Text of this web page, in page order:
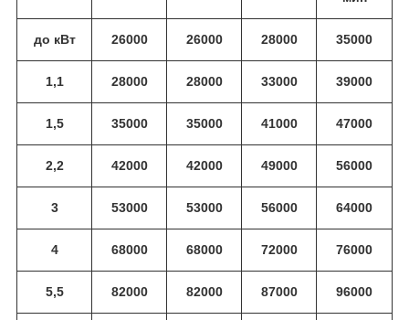
до кВт 26000 26000 28000 35000
1,1 28000 28000 33000 39000
1,5 35000 35000 41000 47000
2,2 42000 42000 49000 56000
3 53000 53000 56000 64000
4 68000 68000 72000 76000
5,5 82000 82000 87000 96000